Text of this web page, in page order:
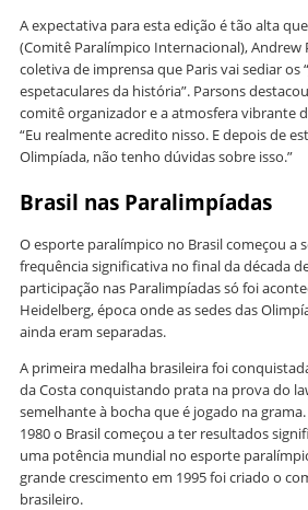
A expectativa para esta edição é tão alta
(Comitê Paralímpico Internacional), Andrew
coletiva de imprensa que Paris vai sediar os
espetaculares da história”. Parsons
comitê organizador e a atmosfera vibrante
“Eu realmente acredito nisso. E depois de
Olimpíada, não tenho dúvidas sobre isso.”
Brasil nas Paralimpíadas
O esporte paralímpico no Brasil começou a
frequência significativa no final da década
participação nas Paralimpíadas só foi
Heidelberg, época onde as sedes das
ainda eram separadas.
A primeira medalha brasileira foi
da Costa conquistando prata na prova do
semelhante à bocha que é jogado na
1980 o Brasil começou a ter resultados
uma potência mundial no esporte
grande crescimento em 1995 foi criado o
brasileiro.